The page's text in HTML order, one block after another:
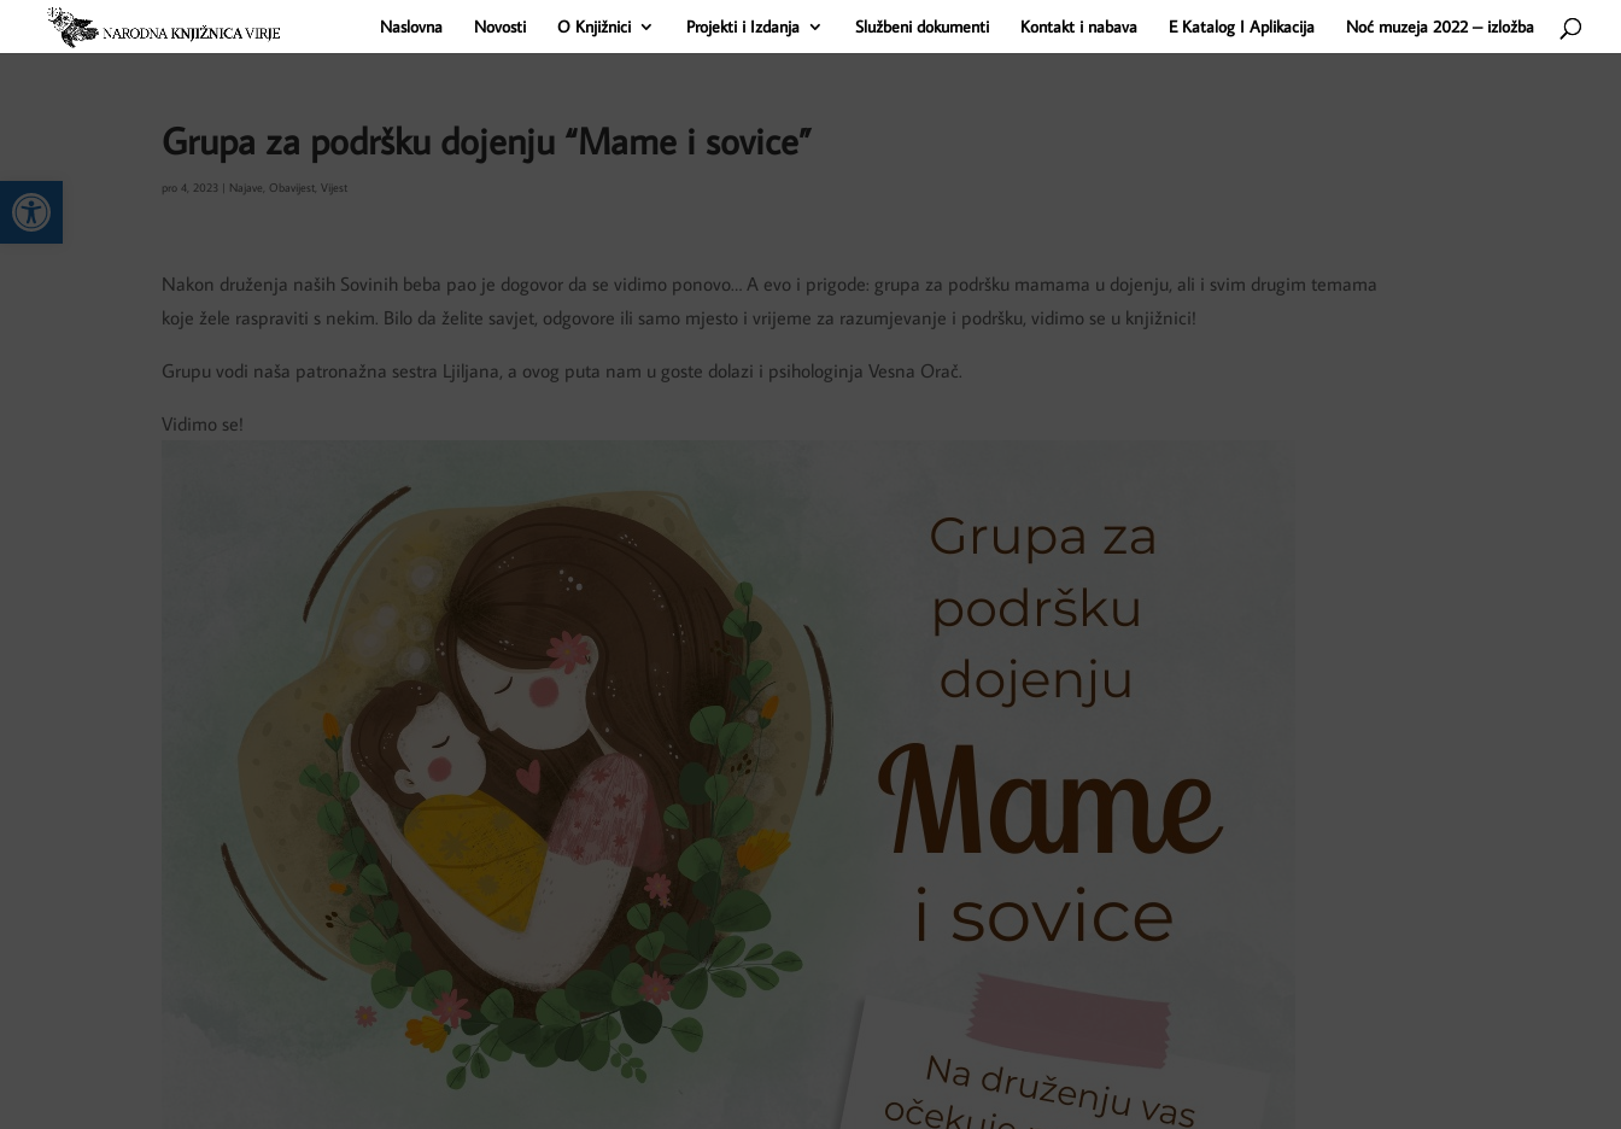
Open toolbar
Naslovna Novosti O Knjižnici Projekti i Izdanja Službeni dokumenti Kontakt i nabava E Katalog I Aplikacija Noć muzeja 2022 – izložba
Grupa za podršku dojenju “Mame i sovice”
pro 4, 2023 | Najave Obavijest ,Vijest
Nakon druženja naših Sovinih beba pao je dogovor da se vidimo ponovo… A evo i prigode: grupa za podršku mamama u dojenju, ali i svim drugim temama
koje žele raspraviti s nekim. Bilo da želite savjet, odgovore ili samo mjesto i vrijeme za razumjevanje i podršku, vidimo se u knjižnici!
Grupu vodi naša patronažna sestra Ljiljana, a ovog puta nam u goste dolazi i psihologinja Vesna Orač.
Vidimo se!